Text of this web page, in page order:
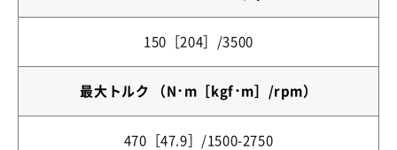
150［204］/3500
最大トルク （N･m［kgf･m］/rpm）
470［47.9］/1500-2750